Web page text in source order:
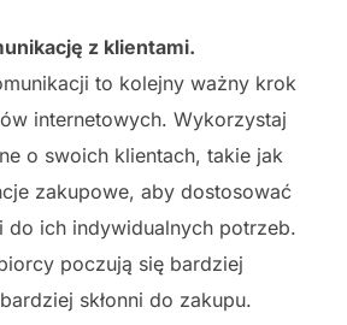
z klientami.
to kolejny ważny krok
internetowych. Wykorzystaj
o swoich klientach, takie jak
zakupowe, aby dostosować
do ich indywidualnych potrzeb.
poczują się bardziej
skłonni do zakupu.